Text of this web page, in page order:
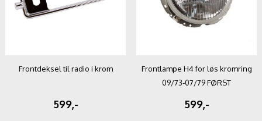
Frontdeksel til radio i krom
599,-
Frontlampe H4 for løs kromring
09/73-07/79 FØRST
599,-